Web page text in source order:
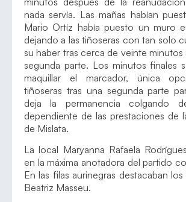
nada servía. Las mañas habían
Mario Ortíz había puesto un muro
dejando a las tiñoseras con tan solo
su haber tras cerca de veinte
segunda parte. Los minutos finales
maquillar el marcador, única
tiñoseras tras una segunda parte
deja la permanencia colgando
dependiente de las prestaciones de
de Mislata.
La local Maryanna Rafaela
en la máxima anotadora del partido
En las filas aurinegras destacaban
Beatriz Masseu.